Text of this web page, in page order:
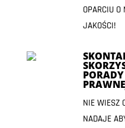
OPARCIU
JAKOŚCI!
NIE WIESZ
NADAJE